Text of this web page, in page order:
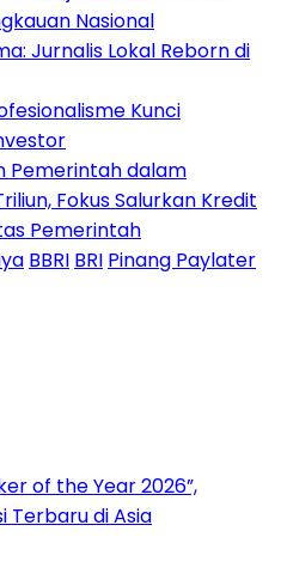
Nasional
Jurnalis Lokal Reborn di
Kunci
Pemerintah dalam
Fokus Salurkan Kredit
Pemerintah
BBRI BRI Pinang Paylater
of the Year 2026”,
Terbaru di Asia